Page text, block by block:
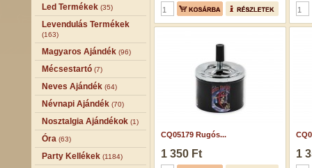
Led Termékek (35)
Levendulás Termékek
(163)
Magyaros Ajándék (96)
Mécsestartó (7)
Neves Ajándék (64)
Névnapi Ajándék (70)
Nosztalgia Ajándékok (1)
Óra (63)
Party Kellékek (1184)
CQ05179 Rugós...
1 350 Ft 1